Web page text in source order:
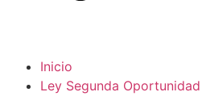
Inicio
Ley Segunda Oportunidad